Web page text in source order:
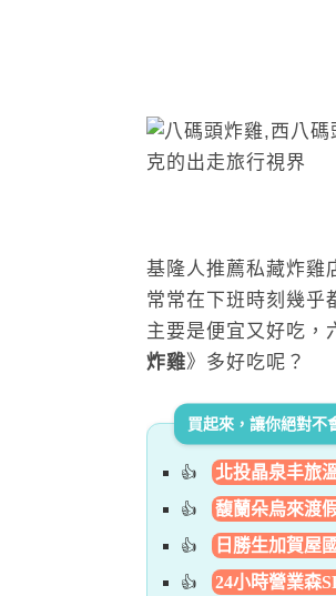
基隆人推薦私藏炸雞
常常在下班時刻幾乎
主要是便宜又好吃，
炸雞》多好吃呢？
買起來，讓你絕對不
北投晶泉丰旅
馥蘭朵烏來渡
日勝生加賀屋
24小時營業森